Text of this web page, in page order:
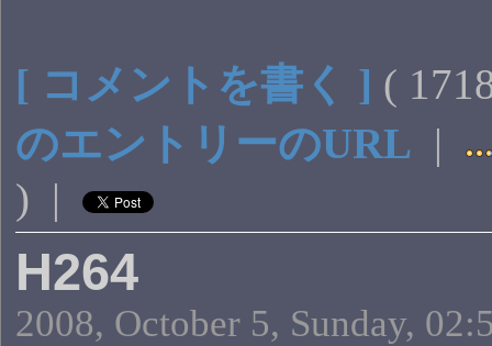
[ コメントを書く ] (
のエントリーのURL |
) |
H264
2008, October 5, Sunday,